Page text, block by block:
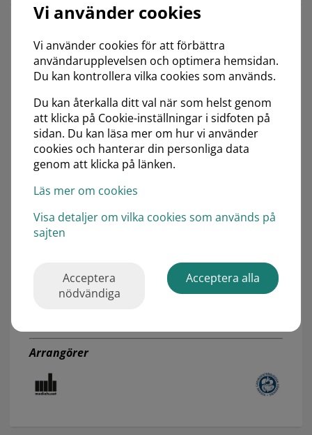
SGF: Kirurgi
Välkommen till detta webbinarium, mer
Moderator: TBD
Föreläsare: TBD
Vänligen observera att anmälan krävs.
Varmt välkommen!
Mötet är kostnadsfritt och innehållet i programmet
beslutas uteslutande av
Huvudsponsorer
Arrangörer
Vi använder cookies
Vi använder cookies för att förbättra
användarupplevelsen och optimera hemsidan.
Du kan kontrollera vilka cookies som används.
Du kan återkalla ditt val när som helst genom
att klicka på Cookie-inställningar i sidfoten på
sidan. Du kan läsa mer om hur vi använder
cookies och hanterar din personliga data
genom att klicka på länken.
Läs mer om cookies
Visa detaljer om vilka cookies som används på
sajten
Acceptera
nödvändiga
Acceptera alla